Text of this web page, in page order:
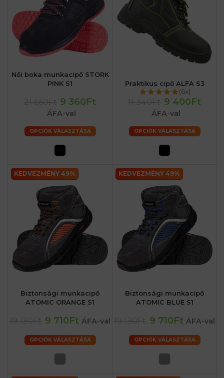
Női boka munkacipő STORK
PINK S1
9 360Ft
ÁFA-val
OPCIÓK VÁLASZTÁSA
Praktikus cipő ALFA S3
(6x)
9 400Ft
ÁFA-val
OPCIÓK VÁLASZTÁSA
KEDVEZMÉNY 49%
Biztonsági munkacipő
ATOMIC ORANGE S1
9 710Ft ÁFA-val
OPCIÓK VÁLASZTÁSA
KEDVEZMÉNY 49%
Biztonsági munkacipő
ATOMIC BLUE S1
9 710Ft ÁFA-val
OPCIÓK VÁLASZTÁSA